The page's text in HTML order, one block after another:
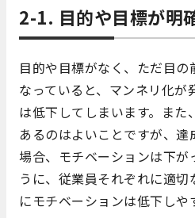
2-1. 目的や目標が明
目的や目標がなく、ただ目
なっていると、マンネリ化が
は低下してしまいます。また
あるのはよいことですが、
場合、モチベーションは下が
うに、従業員それぞれに適
にモチベーションは低下しや